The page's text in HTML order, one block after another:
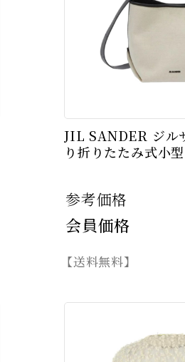
JIL SANDER ジル
り折りたたみ式小
参考価格
会員価格
【送料無料】